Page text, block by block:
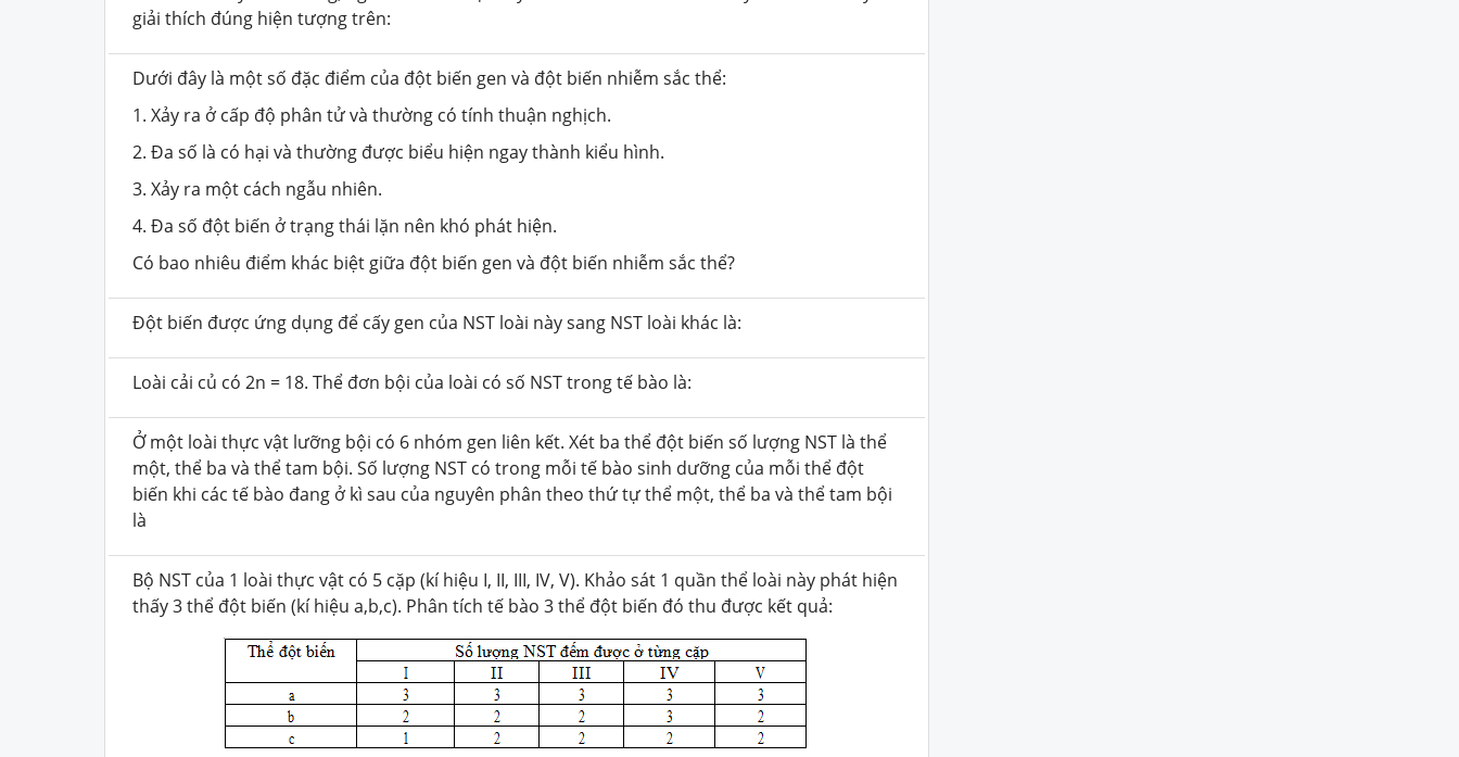
giải thích đúng hiện tượng trên:
Dưới đây là một số đặc điểm của đột biến gen và đột biến nhiễm sắc thể:
1. Xảy ra ở cấp độ phân tử và thường có tính thuận nghịch.
2. Đa số là có hại và thường được biểu hiện ngay thành kiểu hình.
3. Xảy ra một cách ngẫu nhiên.
4. Đa số đột biến ở trạng thái lặn nên khó phát hiện.
Có bao nhiêu điểm khác biệt giữa đột biến gen và đột biến nhiễm sắc thể?
Đột biến được ứng dụng để cấy gen của NST loài này sang NST loài khác là:
Loài cải củ có 2n = 18. Thể đơn bội của loài có số NST trong tế bào là:
Ở một loài thực vật lưỡng bội có 6 nhóm gen liên kết. Xét ba thể đột biến số lượng NST là thể
một, thể ba và thể tam bội. Số lượng NST có trong mỗi tế bào sinh dưỡng của mỗi thể đột
biến khi các tế bào đang ở kì sau của nguyên phân theo thứ tự thể một, thể ba và thể tam bội
là
Bộ NST của 1 loài thực vật có 5 cặp (kí hiệu I, II, III, IV, V). Khảo sát 1 quần thể loài này phát hiện
thấy 3 thể đột biến (kí hiệu a,b,c). Phân tích tế bào 3 thể đột biến đó thu được kết quả: